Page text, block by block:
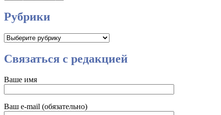
Рубрики
Рубрики
Связаться с редакцией
Ваше имя
Ваш e-mail (обязательно)